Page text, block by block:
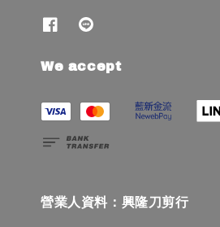
We accept
營業人資料：興隆刀剪行